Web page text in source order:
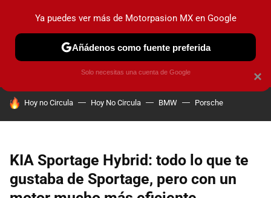
PRUEBAS INDUSTRIA HOY NO CIRCULA
HOY SE HABLA DE
Hoy no Circula Hoy No Circula BMW Porsche
KIA Sportage Hybrid: todo lo que te
gustaba de Sportage, pero con un
×
Ya puedes ver más de Motorpasion MX en Google
Añádenos como fuente preferida
Solo necesitas una cuenta de Google